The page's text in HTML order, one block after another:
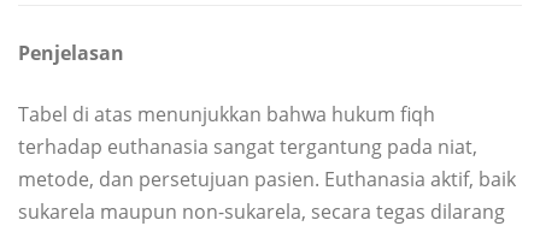
Penjelasan
Tabel di atas menunjukkan bahwa hukum fiqh
terhadap euthanasia sangat tergantung pada niat,
metode, dan persetujuan pasien. Euthanasia aktif, baik
sukarela maupun non-sukarela, secara tegas dilarang